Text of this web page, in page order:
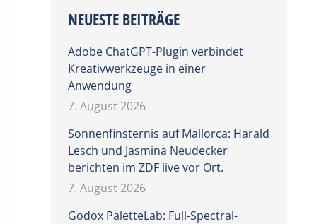
NEUESTE BEITRÄGE
Adobe ChatGPT-Plugin verbindet
Kreativwerkzeuge in einer
Anwendung
7. August 2026
Sonnenfinsternis auf Mallorca: Harald
Lesch und Jasmina Neudecker
berichten im ZDF live vor Ort.
7. August 2026
Godox PaletteLab: Full-Spectral-